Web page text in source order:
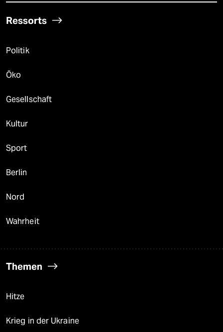
Ressorts
Politik
Öko
Gesellschaft
Kultur
Sport
Berlin
Nord
Wahrheit
Themen
Hitze
Krieg in der Ukraine